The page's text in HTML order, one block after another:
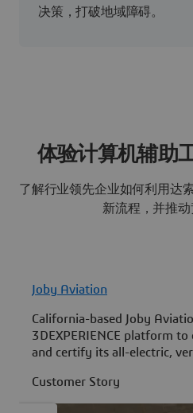
决策，打破地域障碍。
体验计算机辅助
了解行业领先企业如何利用达
新流程，并推动
Joby Aviation
California-based Joby
3DEXPERIENCE platform
and certify its all-electric,
Customer Story